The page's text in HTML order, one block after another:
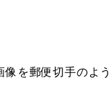
を郵便切手のよう